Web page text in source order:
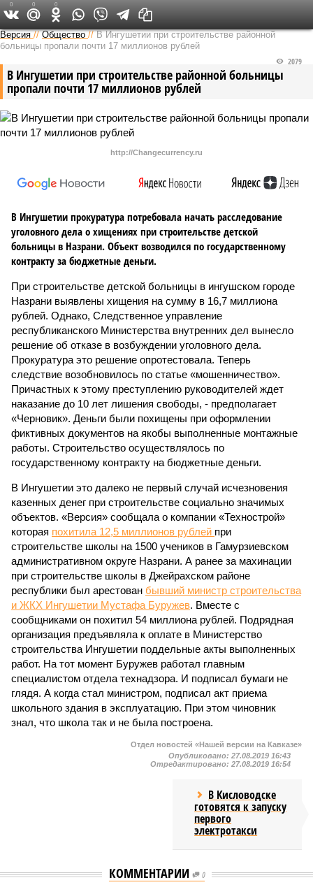
Версия на Кавказе
Версия //Общество //В Ингушетии при строительстве районной
больницы пропали почти 17 миллионов рублей
В Ингушетии при строительстве районной больницы
пропали почти 17 миллионов рублей
2079
http://Changecurrency.ru
В Ингушетии прокуратура потребовала начать расследование
уголовного дела о хищениях при строительстве детской
больницы в Назрани. Объект возводился по государственному
контракту за бюджетные деньги.
При строительстве детской больницы в ингушском городе
Назрани выявлены хищения на сумму в 16,7 миллиона
рублей. Однако, Следственное управление
республиканского Министерства внутренних дел вынесло
решение об отказе в возбуждении уголовного дела.
Прокуратура это решение опротестовала. Теперь
следствие возобновилось по статье «мошенничество».
Причастных к этому преступлению руководителей ждет
наказание до 10 лет лишения свободы, - предполагает
«Черновик». Деньги были похищены при оформлении
фиктивных документов на якобы выполненные монтажные
работы. Строительство осуществлялось по
государственному контракту на бюджетные деньги.
В Ингушетии это далеко не первый случай исчезновения
казенных денег при строительстве социально значимых
объектов. «Версия» сообщала о компании «Технострой»
которая похитила 12,5 миллионов рублей при
строительстве школы на 1500 учеников в Гамурзиевском
административном округе Назрани. А ранее за махинации
при строительстве школы в Джейрахском районе
республики был арестован бывший министр строительства
и ЖКХ Ингушетии Мустафа Буружев. Вместе с
сообщниками он похитил 54 миллиона рублей. Подрядная
организация предъявляла к оплате в Министерство
строительства Ингушетии поддельные акты выполненных
работ. На тот момент Буружев работал главным
специалистом отдела технадзора. И подписал бумаги не
глядя. А когда стал министром, подписал акт приема
школьного здания в эксплуатацию. При этом чиновник
знал, что школа так и не была построена.
0 0 0
Отдел новостей «Нашей версии на Кавказе»
Опубликовано: 27.08.2019 16:43
Отредактировано: 27.08.2019 16:54
В Кисловодске
готовятся к запуску
первого
электротакси
КОММЕНТАРИИ 0